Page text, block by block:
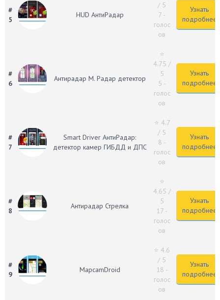
#
5
HUD АнтиРадар
/ 5
7 -
голос
ов
Узнать
подробнее
#
6
Антирадар М. Радар детектор
⭐
4.75 /
5
5 -
голос
ов
Узнать
подробнее
#
7
Smart Driver АнтиРадар:
детектор камер ГИБДД и ДПС
⭐ 4.7
/ 5
8 -
голос
ов
Узнать
подробнее
#
8
Антирадар Стрелка
⭐
4.65 /
5
17 -
голос
ов
Узнать
подробнее
#
9
MapcamDroid
⭐ 4.6
/ 5
18 -
голос
ов
Узнать
подробнее